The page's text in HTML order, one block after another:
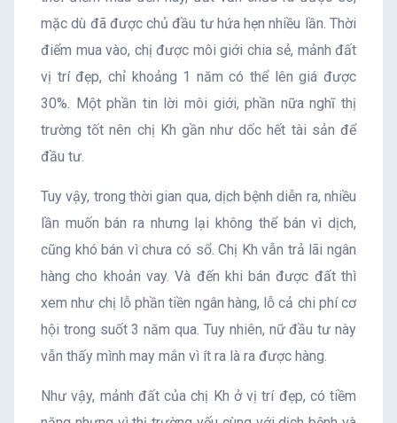
mặc dù đã được chủ đầu tư hứa hẹn nhiều lần. Thời
điểm mua vào, chị được môi giới chia sẻ, mảnh đất
vị trí đẹp, chỉ khoảng 1 năm có thể lên giá được
30%. Một phần tin lời môi giới, phần nữa nghĩ thị
trường tốt nên chị Kh gần như dốc hết tài sản để
đầu tư.
Tuy vậy, trong thời gian qua, dịch bệnh diễn ra, nhiều
lần muốn bán ra nhưng lại không thể bán vì dịch,
cũng khó bán vì chưa có sổ. Chị Kh vẫn trả lãi ngân
hàng cho khoản vay. Và đến khi bán được đất thì
xem như chị lỗ phần tiền ngân hàng, lỗ cả chi phí cơ
hội trong suốt 3 năm qua. Tuy nhiên, nữ đầu tư này
vẫn thấy mình may mắn vì ít ra là ra được hàng.
Như vậy, mảnh đất của chị Kh ở vị trí đẹp, có tiềm